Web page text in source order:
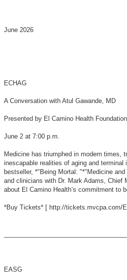
June 2026
ECHAG
A Conversation with Atul Gawande, MD
Presented by El Camino Health Foundation
June 2 at 7:00 p.m.
Medicine has triumphed in modern times,
inescapable realities of aging and
bestseller, *"Being Mortal: "*"Medicine
and clinicians with Dr. Mark Adams, Chief
about El Camino Health’s commitment to
*Buy Tickets* [ http://tickets.mvcpa.com/
EASG